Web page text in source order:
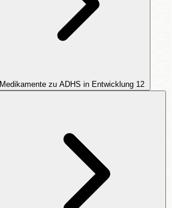
Medikamente zu ADHS in Entwicklung 12